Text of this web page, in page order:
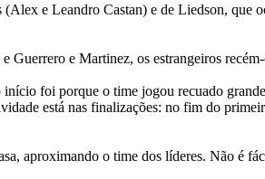
e Leandro Castan) e de Liedson,
Guerrero e Martinez, os estrangeiros
início foi porque o time jogou recuado
está nas finalizações: no fim do
aproximando o time dos líderes. Não é